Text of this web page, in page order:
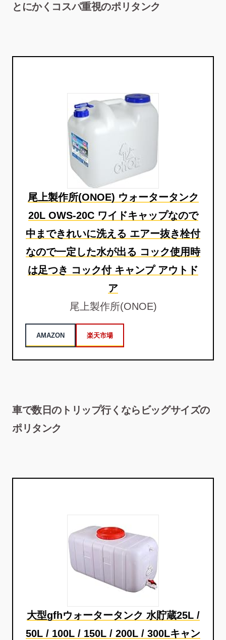
とにかくコスパ重視のポリタンク
尾上製作所(ONOE) ウォータータンク
20L OWS-20C ワイドキャップなので
中まできれいに洗える エアー抜き栓付
なので一定した水が出る コック使用時
は足つき コック付 キャンプ アウトド
ア
尾上製作所(ONOE)
AMAZON 楽天市場
車で数日のトリップ行くならビッグサイズの
ポリタンク
大型gfhウォータータンク 水貯蔵25L /
50L / 100L / 150L / 200L / 300Lキャン